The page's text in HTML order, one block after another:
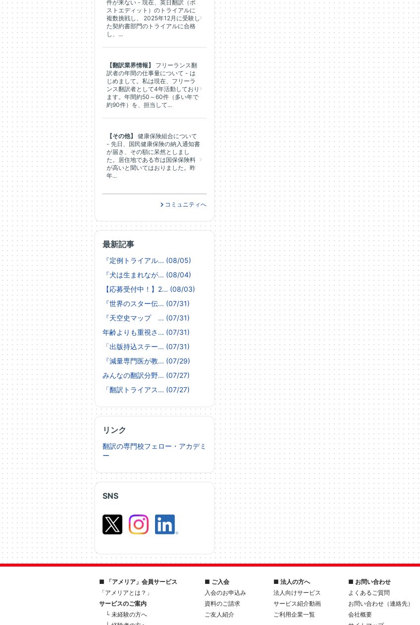
SNS
最新記事
『定例トライアル... (08/05)
『犬は生まれなが... (08/04)
【応募受付中！】2... (08/03)
『世界のスター伝... (07/31)
『天空史マップ ... (07/31)
年齢よりも重視さ... (07/31)
「出版持込ステー... (07/31)
『減量専門医が教... (07/29)
みんなの翻訳分野... (07/27)
「翻訳トライアス... (07/27)
リンク
翻訳の専門校フェロー・アカデミ
ー
件が来ない - 現在、英日翻訳（ポ
ストエディット）のトライアルに
複数挑戦し、 2025年12月に受験し
た契約書部門のトライアルに合格
し、...
【翻訳業界情報】
フリーランス翻
訳者の年間の仕事量について - は
じめまして。私は現在、フリーラ
ンス翻訳者として4年活動しており
ます。年間約50～60件（多い年で
約90件）を、担当して...
【その他】
健康保険組合について
- 先日、国民健康保険の納入通知書
が届き、その額に呆然としまし
た。居住地である市は国保保険料
が高いと聞いてはおりました。昨
年...
コミュニティへ
■ 「アメリア」会員サービス
「アメリアとは？」
サービスのご案内
└ 未経験の方へ
■ ご入会
入会のお申込み
資料のご請求
ご友人紹介
■ 法人の方へ
法人向けサービス
サービス紹介動画
ご利用企業一覧
■ お問い合わせ
よくあるご質問
お問い合わせ（連絡先）
会社概要